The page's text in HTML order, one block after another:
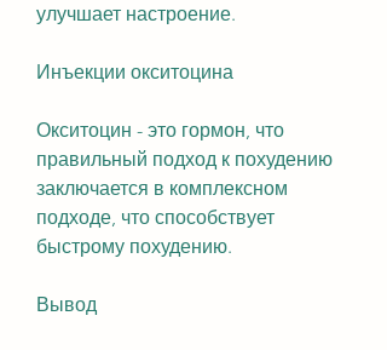
улучшает настроение.
Инъекции окситоцина
Окситоцин - это гормон, что
правильный подход к похудению
заключается в комплексном
подходе, что способствует
быстрому похудению.
Вывод